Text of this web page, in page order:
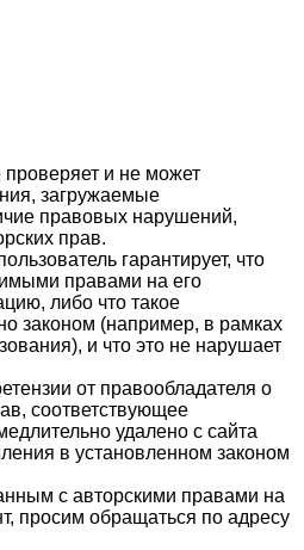
и не может
загружаемые
правовых нарушений,
прав.
гарантирует, что
правами на его
либо что такое
законом (например, в рамках
и что это не нарушает
от правообладателя о
соответствующее
удалено с сайта
в установленном законом
с авторскими правами на
просим обращаться по адресу